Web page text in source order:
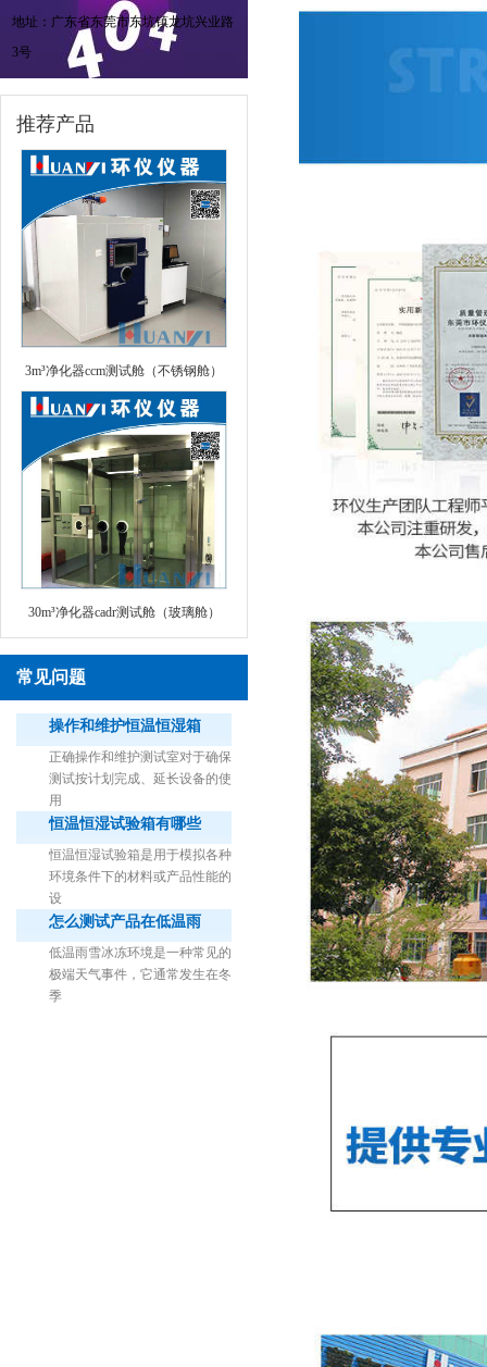
地址：广东省东莞市东坑镇龙坑兴业路
3号
推荐产品
3m³净化器ccm测试舱（不锈钢舱）
30m³净化器cadr测试舱（玻璃舱）
1立方米细菌气雾柜（不锈钢）
常见问题
操作和维护恒温恒湿箱
正确操作和维护测试室对于确保
测试按计划完成、延长设备的使
用
恒温恒湿试验箱有哪些
恒温恒湿试验箱是用于模拟各种
环境条件下的材料或产品性能的
设
怎么测试产品在低温雨
低温雨雪冰冻环境是一种常见的
极端天气事件，它通常发生在冬
季